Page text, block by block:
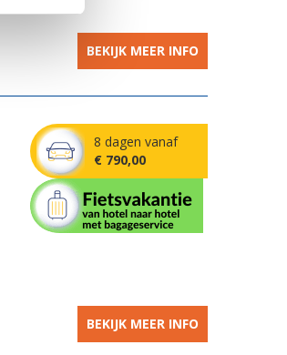
BEKIJK MEER INFO
8 dagen vanaf
€ 790,00
BEKIJK MEER INFO